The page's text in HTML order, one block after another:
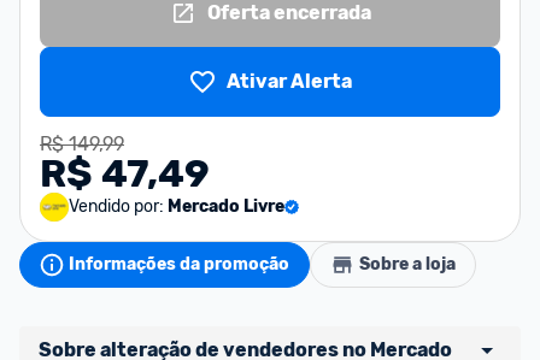
Oferta encerrada
Ativar Alerta
R$ 149,99
R$ 47,49
Vendido por: Mercado Livre
Informações da promoção Sobre a loja
Sobre alteração de vendedores no Mercado